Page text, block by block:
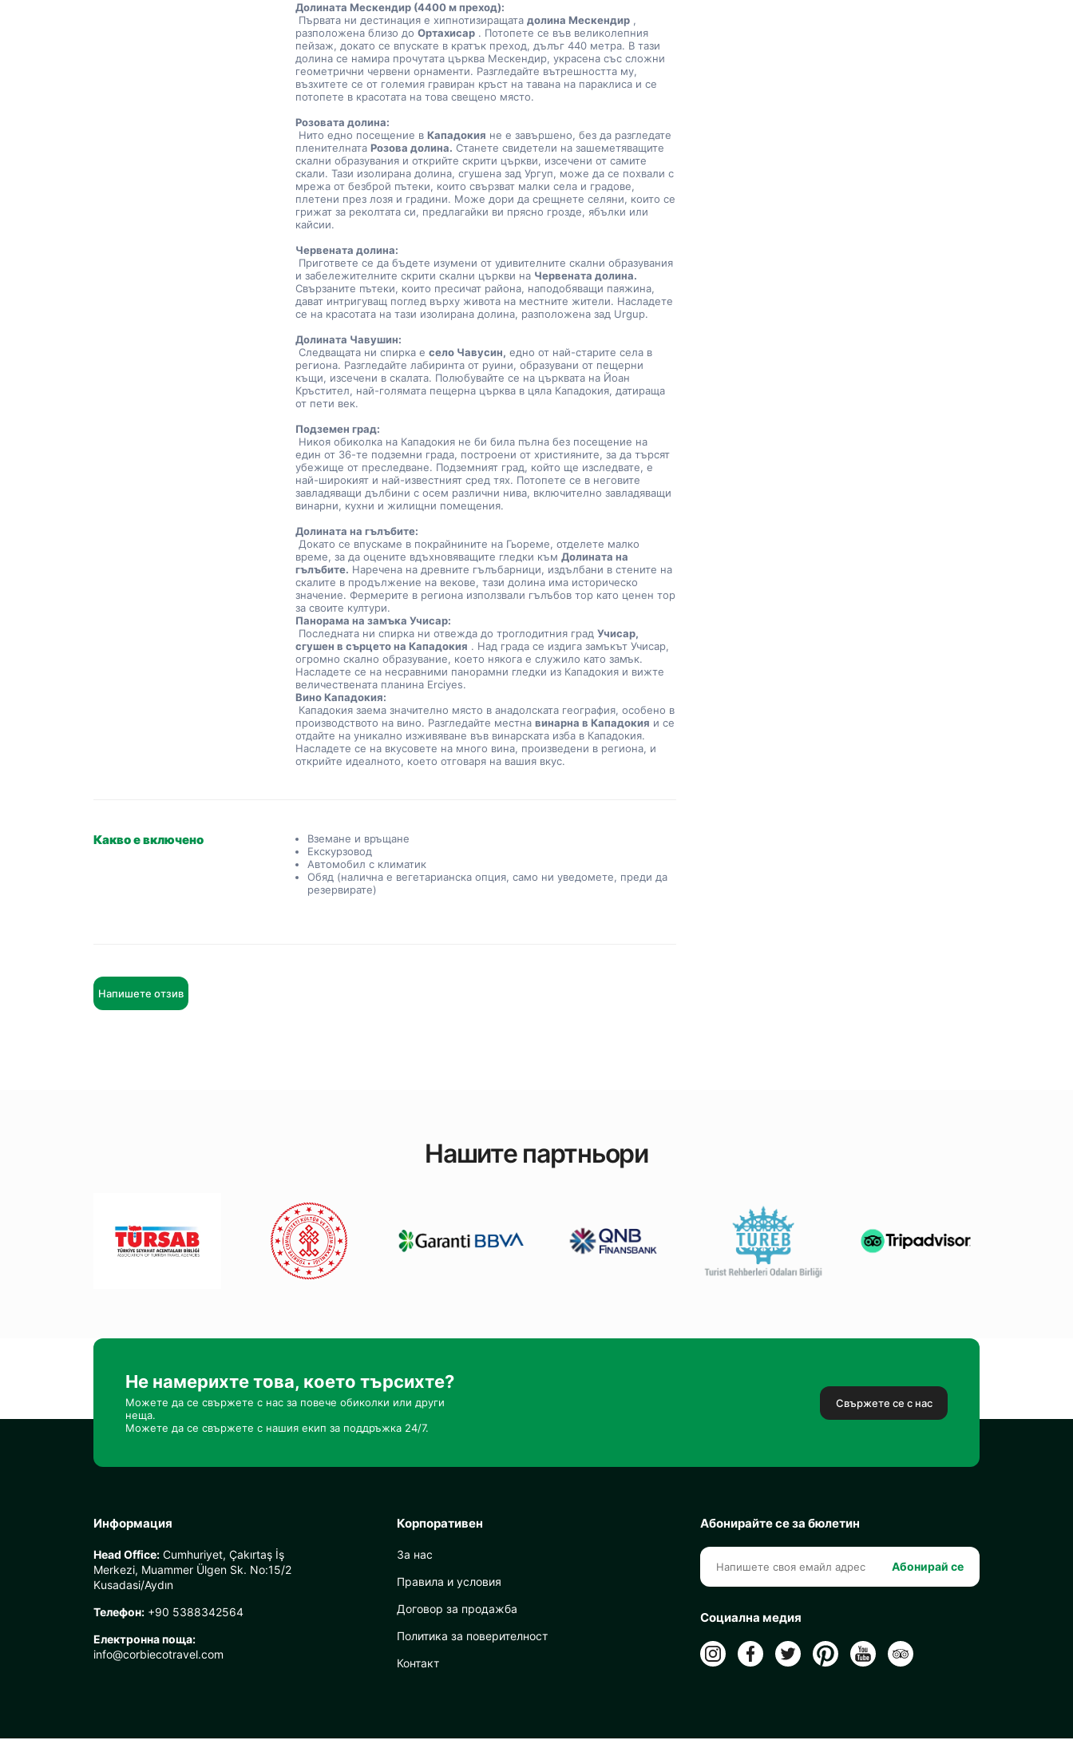
Долината Мескендир (4400 м преход):
Първата ни дестинация е хипнотизиращата долина Мескендир ,
разположена близо до Ортахисар . Потопете се във великолепния
пейзаж, докато се впускате в кратък преход, дълъг 440 метра. В тази
долина се намира прочутата църква Мескендир, украсена със сложни
геометрични червени орнаменти. Разгледайте вътрешността му,
възхитете се от големия гравиран кръст на тавана на параклиса и се
потопете в красотата на това свещено място.
Розовата долина:
Нито едно посещение в Кападокия не е завършено, без да разгледате
пленителната Розова долина. Станете свидетели на зашеметяващите
скални образувания и открийте скрити църкви, изсечени от самите
скали. Тази изолирана долина, сгушена зад Ургуп, може да се похвали с
мрежа от безброй пътеки, които свързват малки села и градове,
плетени през лозя и градини. Може дори да срещнете селяни, които се
грижат за реколтата си, предлагайки ви прясно грозде, ябълки или
кайсии.
Червената долина:
и забележителните скрити скални църкви на Червената долина.
Свързаните пътеки, които пресичат района, наподобяващи паяжина,
дават интригуващ поглед върху живота на местните жители. Насладете
се на красотата на тази изолирана долина, разположена зад Urgup.
Долината Чавушин:
Следващата ни спирка е село Чавусин, едно от най-старите села в
региона. Разгледайте лабиринта от руини, образувани от пещерни
къщи, изсечени в скалата. Полюбувайте се на църквата на Йоан
Кръстител, най-голямата пещерна църква в цяла Кападокия, датираща
от пети век.
Подземен град:
един от 36-те подземни града, построени от християните, за да търсят
убежище от преследване. Подземният град, който ще изследвате, е
най-широкият и най-известният сред тях. Потопете се в неговите
завладяващи дълбини с осем различни нива, включително завладяващи
винарни, кухни и жилищни помещения.
Долината на гълъбите:
време, за да оцените вдъхновяващите гледки към Долината на
гълъбите. Наречена на древните гълъбарници, издълбани в стените на
скалите в продължение на векове, тази долина има историческо
значение. Фермерите в региона използвали гълъбов тор като ценен тор
за своите култури.
Панорама на замъка Учисар:
Последната ни спирка ни отвежда до троглодитния град Учисар,
сгушен в сърцето на Кападокия . Над града се издига замъкът Учисар,
огромно скално образувание, което някога е служило като замък.
Насладете се на несравними панорамни гледки из Кападокия и вижте
величествената планина Erciyes.
Вино Кападокия:
производството на вино. Разгледайте местна винарна в Кападокия и се
отдайте на уникално изживяване във винарската изба в Кападокия.
Насладете се на вкусовете на много вина, произведени в региона, и
открийте идеалното, което отговаря на вашия вкус.
Какво е включено
Вземане и връщане
Екскурзовод
Автомобил с климатик
Обяд (налична е вегетарианска опция, само ни уведомете, преди да
резервирате)
Напишете отзив
Нашите партньори
Не намерихте това, което търсихте?
Можете да се свържете с нас за повече обиколки или други
неща.
Можете да се свържете с нашия екип за поддръжка 24/7.
Свържете се с нас
Информация
Head Office: Cumhuriyet, Çakırtaş İş
Merkezi, Muammer Ülgen Sk. No:15/2
Kusadasi/Aydın
Телефон: +90 5388342564
Електронна поща:
info@corbiecotravel.com
Корпоративен
За нас
Правила и условия
Договор за продажба
Политика за поверителност
Контакт
Абонирайте се за бюлетин
Абонирай се
Социална медия